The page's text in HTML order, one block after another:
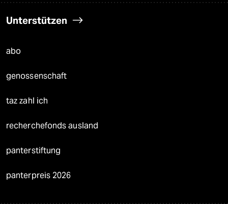
Unterstützen
abo
genossenschaft
taz zahl ich
recherchefonds ausland
panterstiftung
panterpreis 2026